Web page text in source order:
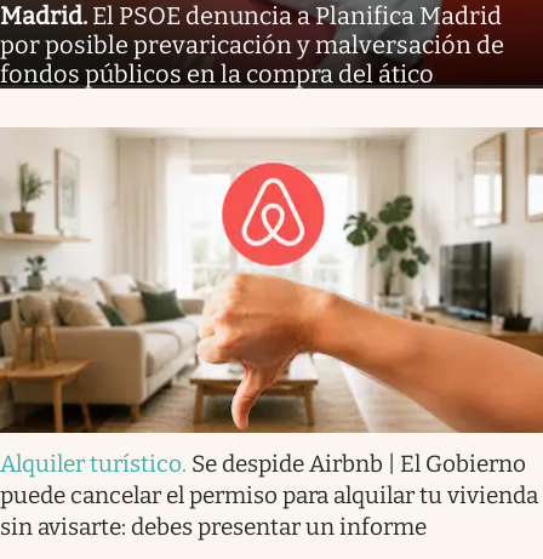
Madrid. El PSOE denuncia a Planifica Madrid
por posible prevaricación y malversación de
fondos públicos en la compra del ático
Alquiler turístico. Se despide Airbnb | El Gobierno
puede cancelar el permiso para alquilar tu vivienda
sin avisarte: debes presentar un informe